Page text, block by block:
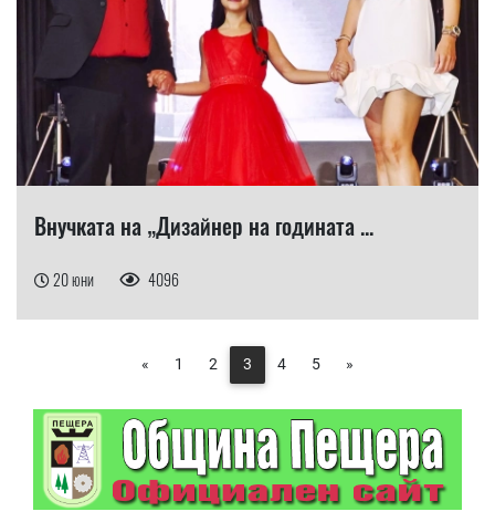
Внучката на „Дизайнер на годината ...
20 юни 4096
« 1 2 3 4 5 »